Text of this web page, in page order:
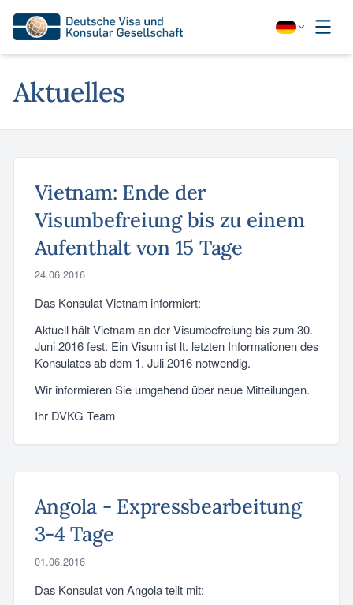
Aktuelles
Vietnam: Ende der
Visumbefreiung bis zu einem
Aufenthalt von 15 Tage
24.06.2016
Das Konsulat Vietnam informiert:
Aktuell hält Vietnam an der Visumbefreiung bis zum 30.
Juni 2016 fest. Ein Visum ist lt. letzten Informationen des
Konsulates ab dem 1. Juli 2016 notwendig.
Wir informieren Sie umgehend über neue Mitteilungen.
Ihr DVKG Team
Angola - Expressbearbeitung
3-4 Tage
01.06.2016
Das Konsulat von Angola teilt mit: